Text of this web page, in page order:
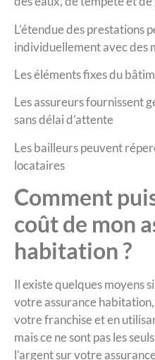
L’étendue des prestations
individuellement avec des
Les éléments fixes du
Les assureurs fournissent
sans délai d’attente
Les bailleurs peuvent
locataires
Comment
coût de mon
habitation ?
Il existe quelques moyens
votre assurance
votre franchise et en
mais ce ne sont pas les
l’argent sur votre